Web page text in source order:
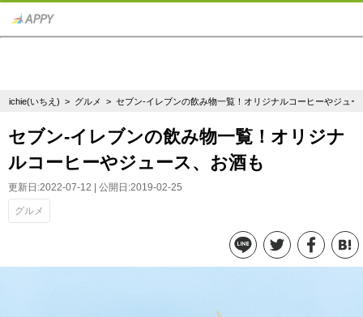
ichie(いちえ) > グルメ > セブン-イレブンの飲み物一覧！オリジナルコーヒーやジュー
セブン-イレブンの飲み物一覧！オリジナ
ルコーヒーやジュース、お酒も
更新日:2022-07-12 | 公開日:2019-02-25
グルメ